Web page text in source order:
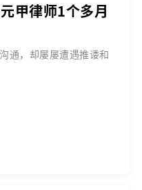
甲律师1个多月
通，却屡屡遭遇推诿和